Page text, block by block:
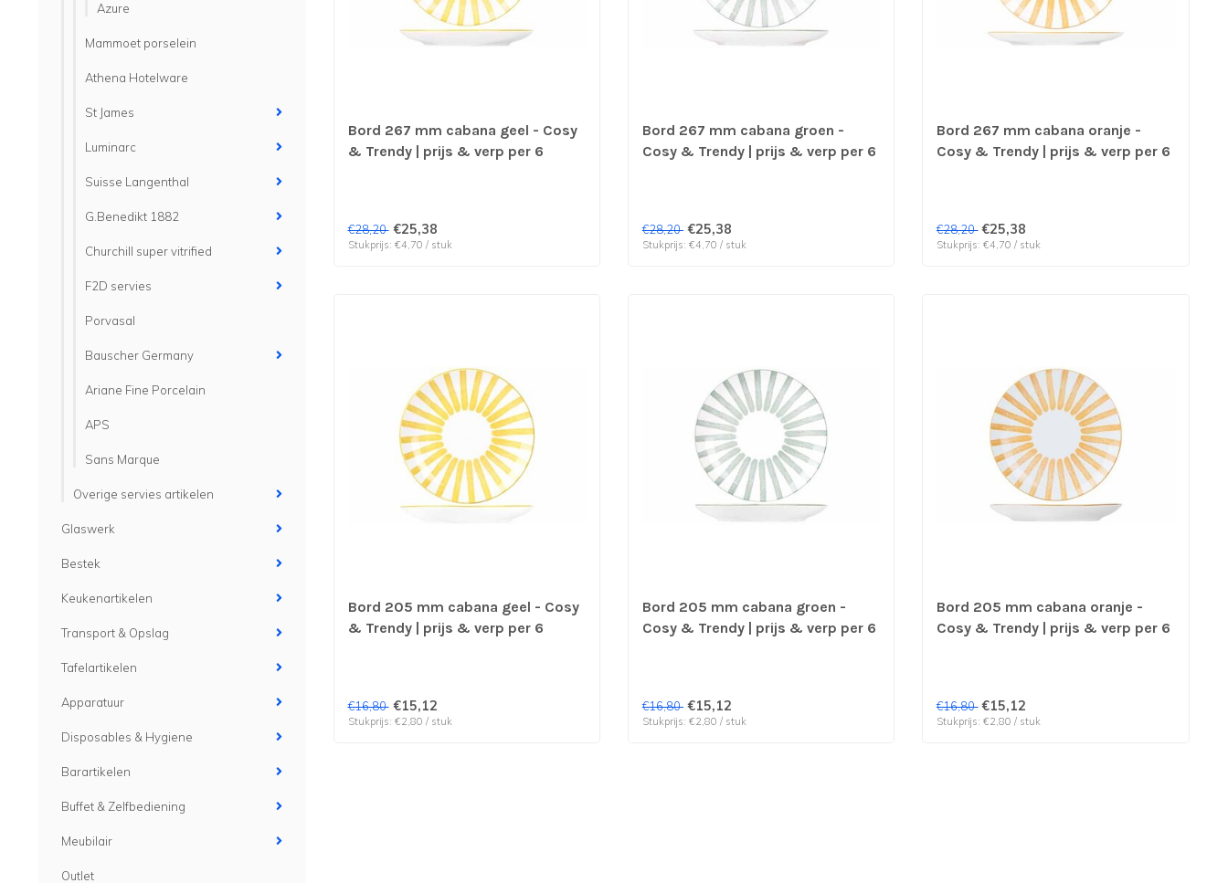
Azure
Mammoet porselein
Athena Hotelware
St James
Luminarc
Suisse Langenthal
G.Benedikt 1882
Churchill super vitrified
F2D servies
Porvasal
Bauscher Germany
Ariane Fine Porcelain
APS
Sans Marque
Overige servies artikelen
Glaswerk
Bestek
Keukenartikelen
Transport & Opslag
Tafelartikelen
Apparatuur
Disposables & Hygiene
Barartikelen
Buffet & Zelfbediening
Meubilair
Outlet
Bord 267 mm cabana geel - Cosy
& Trendy | prijs & verp per 6
€28,20 €25,38
Stukprijs: €4,70 / stuk
Bord 267 mm cabana groen -
Cosy & Trendy | prijs & verp per 6
€28,20 €25,38
Stukprijs: €4,70 / stuk
Bord 267 mm cabana oranje -
Cosy & Trendy | prijs & verp per 6
€28,20 €25,38
Stukprijs: €4,70 / stuk
Bord 205 mm cabana geel - Cosy
& Trendy | prijs & verp per 6
€16,80 €15,12
Stukprijs: €2,80 / stuk
Bord 205 mm cabana groen -
Cosy & Trendy | prijs & verp per 6
€16,80 €15,12
Stukprijs: €2,80 / stuk
Bord 205 mm cabana oranje -
Cosy & Trendy | prijs & verp per 6
€16,80 €15,12
Stukprijs: €2,80 / stuk